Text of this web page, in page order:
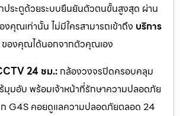
ประตูด้วยระบบยืนยันตัวตนขั้นสูงสุด ผ่าน
คุณเท่านั้น ไม่มีใครสามารถเข้าถึง บริการ
ของคุณได้นอกจากตัวคุณเอง
24 ชม.:กล้องวงจรปิดครอบคลุม
มุมอับ พร้อมเจ้าหน้าที่รักษาความปลอดภัย
ก G4S คอยดูแลความปลอดภัยตลอด 24